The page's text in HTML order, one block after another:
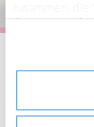
die sie im
gesammelt
Drittländer
dass
auswerten.
anpassen
finden Sie in
Pinsel für
Cake